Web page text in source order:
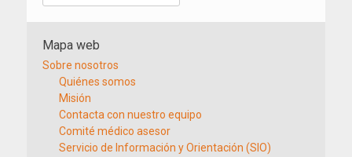
Mapa web
Sobre nosotros
Quiénes somos
Misión
Contacta con nuestro equipo
Comité médico asesor
Servicio de Información y Orientación (SIO)